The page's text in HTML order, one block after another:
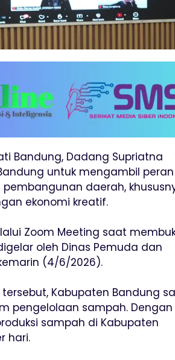
Bandung, Dadang Supriatna
untuk mengambil
daerah,
ekonomi kreatif.
Zoom Meeting saat
oleh Dinas Pemuda dan
(4/6/2026).
Kabupaten Bandung
pengelolaan sampah. Dengan
sampah di Kabupaten
hari.